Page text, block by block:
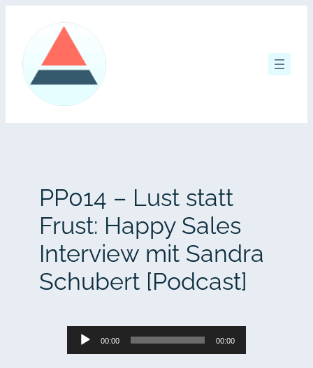
springen
PP014 – Lust statt
Frust: Happy Sales
Interview mit Sandra
Schubert [Podcast]
Audio-
Player
00:00 00:00